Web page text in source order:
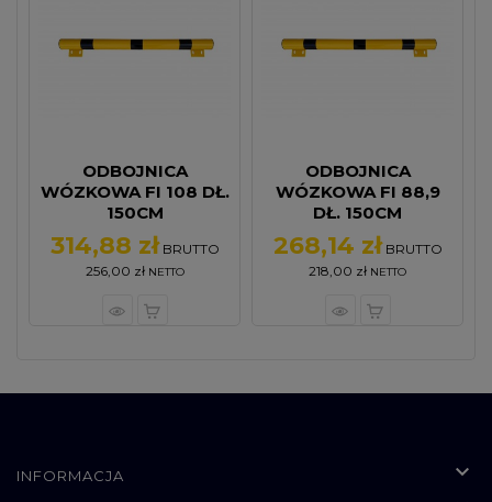
ODBOJNICA
WÓZKOWA FI 108 DŁ.
150CM
Cena
314,88 złBRUTTO
256,00 zł NETTO
ODBOJNICA
WÓZKOWA FI 88,9
DŁ. 150CM
Cena
268,14 złBRUTTO
218,00 zł NETTO
INFORMACJA 